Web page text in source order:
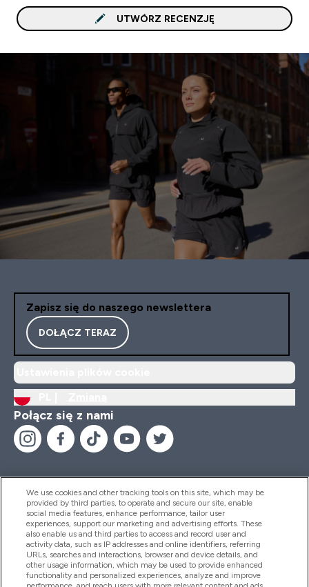
UTWÓRZ RECENZJĘ
Zapisz się do naszego newslettera
DOŁĄCZ TERAZ
Połącz się z nami
Pomoc I Informacja
Produkty
We use cookies and other tracking tools on this site, which may be
provided by third parties, to operate and secure our site, enable
social media features, enhance performance, tailor user
experiences, support our marketing and advertising efforts. These
also enable us and third parties to access and record user and
activity data, such as IP addresses and online identifiers, referring
URLs, searches and interactions, browser and device details, and
other usage information, which may be used to provide enhanced
functionality and personalized experiences, analyze and improve